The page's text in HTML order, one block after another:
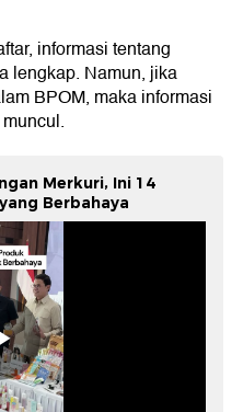
informasi tentang
lengkap. Namun, jika
BPOM, maka informasi
Merkuri, Ini 14
Berbahaya